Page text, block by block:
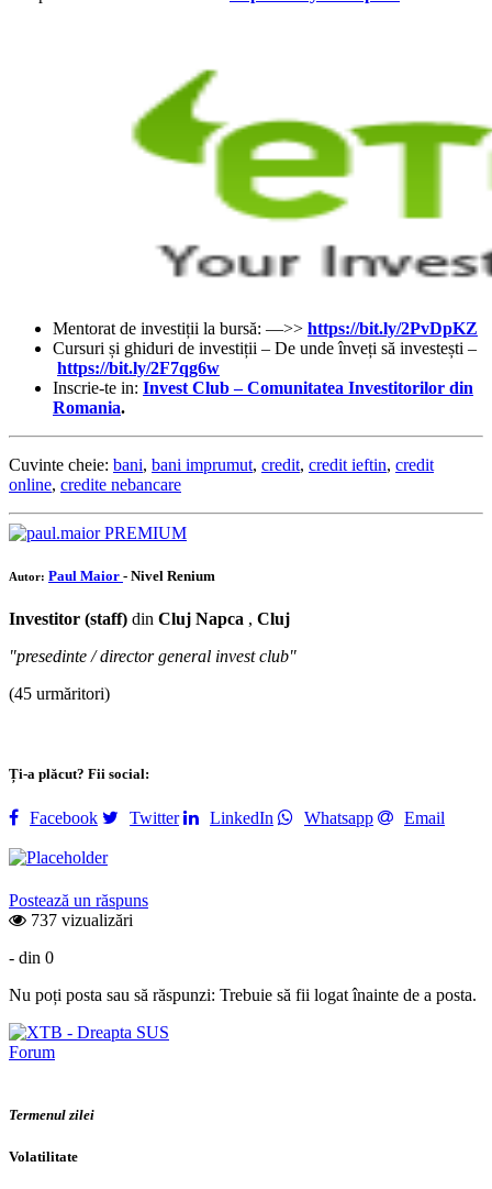
Mentorat de investiții la bursă: —>> https://bit.ly/2PvDpKZ
Cursuri și ghiduri de investiții – De unde înveți să investești –
https://bit.ly/2F7qg6w
Inscrie-te in: Invest Club – Comunitatea Investitorilor din
Romania.
Cuvinte cheie: bani, bani imprumut, credit, credit ieftin, credit
online, credite nebancare
PREMIUM
Autor: Paul Maior - Nivel Renium
Investitor (staff) din Cluj Napca , Cluj
"presedinte / director general invest club"
(45 urmăritori)
Ți-a plăcut? Fii social:
Facebook Twitter LinkedIn Whatsapp Email
Postează un răspuns
737 vizualizări
- din 0
Nu poți posta sau să răspunzi: Trebuie să fii logat înainte de a posta.
Forum
Termenul zilei
Volatilitate